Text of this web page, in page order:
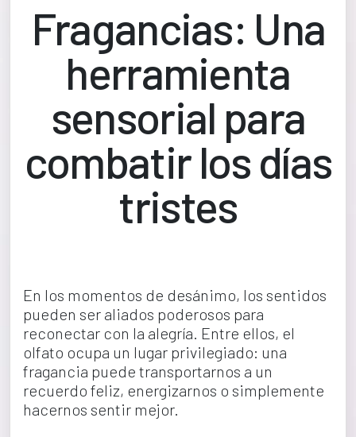
Fragancias: Una
herramienta
sensorial para
combatir los días
tristes
En los momentos de desánimo, los sentidos
pueden ser aliados poderosos para
reconectar con la alegría. Entre ellos, el
olfato ocupa un lugar privilegiado: una
fragancia puede transportarnos a un
recuerdo feliz, energizarnos o simplemente
hacernos sentir mejor.